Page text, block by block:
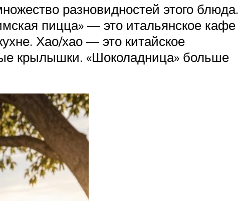
разновидностей этого блюда.
пицца» — это итальянское кафе
Хао/хао — это китайское
крылышки. «Шоколадница» больше